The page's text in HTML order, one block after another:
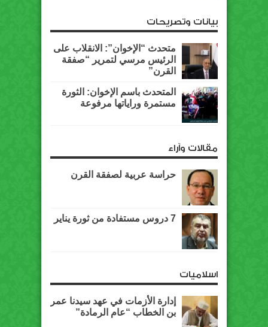
بيانات وتصريحات
متحدث “الإخوان”: الانقلاب على
الرئيس مرسي لتمرير “صفقة
القرن”
المتحدث باسم الإخوان: الثورة
مستمرة وراياتها مرفوعة
مقالات وآراء
حراسة عربية لصفقة القرن
7 دروس مستفادة من ثورة يناير
اسلاميات
إدارة الأزمات في عهد سيدنا عمر
بن الخطاب “عام الرمادة”